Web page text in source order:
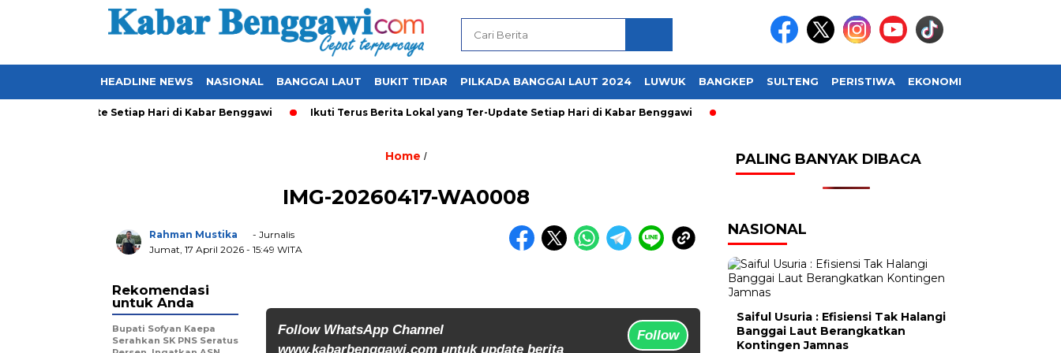
HEADLINE NEWS NASIONAL BANGGAI LAUT BUKIT TIDAR PILKADA BANGGAI LAUT 2024 LUWUK BANGKEP SULTENG PERISTIWA EKONOMI
Ter-Update Setiap Hari di Kabar Benggawi Ikuti Terus Berita Lokal yang Ter-Update Setiap Hari di Kabar Benggawi
Home /
IMG-20260417-WA0008
Rahman Mustika
- Jurnalis
Jumat, 17 April 2026 - 15:49 WITA
Follow WhatsApp Channel
www.kabarbenggawi.com untuk update berita
Follow
Rekomendasi
untuk Anda
Bupati Sofyan Kaepa
Serahkan SK PNS Seratus
PALING BANYAK DIBACA
NASIONAL
Saiful Usuria : Efisiensi Tak Halangi
Banggai Laut Berangkatkan
Kontingen Jamnas